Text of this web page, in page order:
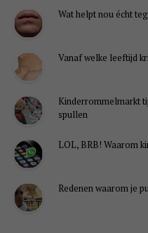
Wat helpt nou écht
Vanaf welke leeftijd
Kinderrommelmarkt
spullen
LOL, BRB! Waarom
Redenen waarom je